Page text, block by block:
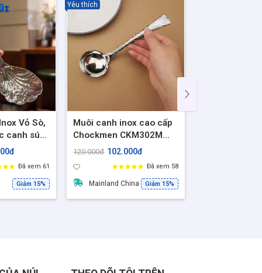
Vỏ Sò,
canh súp
model:
Đã xem 61
Giảm 15%
Muôi canh inox cao cấp
Chockmen CKM302M
-19cm, Đẹp và sang
120.000đ 102.000đ
Đã xem 58
Mainland China Giảm 15%
Yêu thích